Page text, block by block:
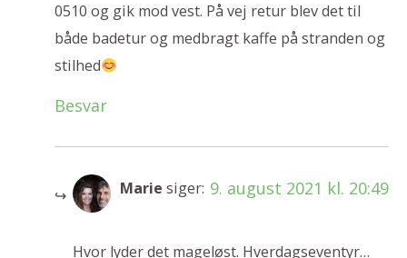
0510 og gik mod vest. På vej retur blev det til
både badetur og medbragt kaffe på stranden og
stilhed
Besvar
Marie siger: 9. august 2021 kl. 20:49
Hvor lyder det mageløst. Hverdagseventyr…